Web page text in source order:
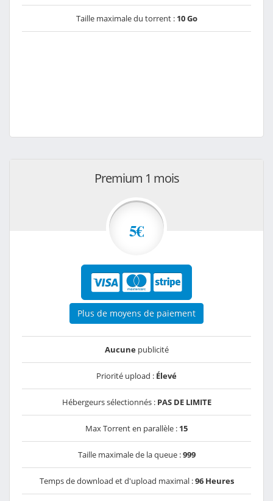
Taille maximale du torrent : 10 Go
Premium 1 mois
5€
Plus de moyens de paiement
Aucunepublicité
Priorité upload : Élevé
Hébergeurs sélectionnés : PAS DE LIMITE
Max Torrent en parallèle : 15
Taille maximale de la queue :999
Temps de download et d'upload maximal :96 Heures